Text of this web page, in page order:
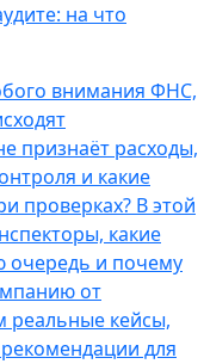
на что
внимания ФНС,
признаёт расходы,
и какие
проверках? В этой
какие
очередь и почему
от
реальные кейсы,
для